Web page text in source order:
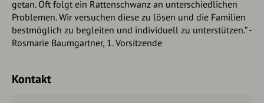
getan. Oft folgt ein Rattenschwanz an unterschiedlichen
Problemen. Wir versuchen diese zu lösen und die Familien
bestmöglich zu begleiten und individuell zu unterstützen.” -
Rosmarie Baumgartner, 1. Vorsitzende
Kontakt